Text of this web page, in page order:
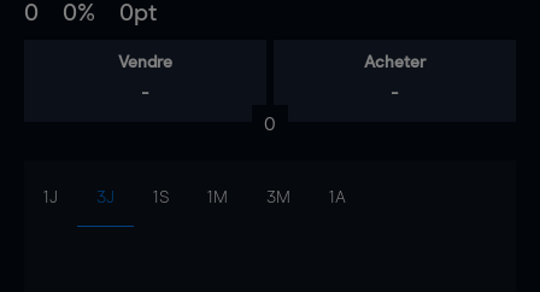
0 0% 0pt
Vendre
-
Acheter
-
0
1J 3J 1S 1M 3M 1A